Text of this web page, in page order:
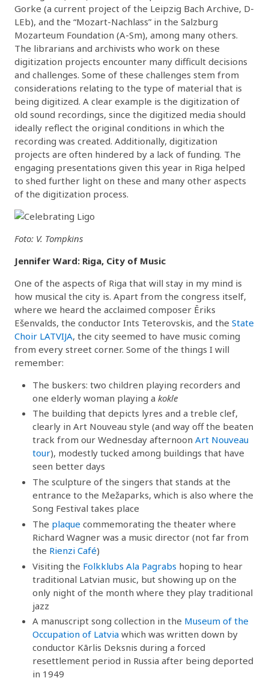
Gorke (a current project of the Leipzig Bach Archive, D-
LEb), and the “Mozart-Nachlass” in the Salzburg
Mozarteum Foundation (A-Sm), among many others.
The librarians and archivists who work on these
digitization projects encounter many difficult decisions
and challenges. Some of these challenges stem from
considerations relating to the type of material that is
being digitized. A clear example is the digitization of
old sound recordings, since the digitized media should
ideally reflect the original conditions in which the
recording was created. Additionally, digitization
projects are often hindered by a lack of funding. The
engaging presentations given this year in Riga helped
to shed further light on these and many other aspects
of the digitization process.
Foto: V. Tompkins
Jennifer Ward: Riga, City of Music
One of the aspects of Riga that will stay in my mind is
how musical the city is. Apart from the congress itself,
where we heard the acclaimed composer Ēriks
Ešenvalds, the conductor Ints Teterovskis, and the State
Choir LATVIJA, the city seemed to have music coming
from every street corner. Some of the things I will
remember:
The buskers: two children playing recorders and
one elderly woman playing a kokle
The building that depicts lyres and a treble clef,
clearly in Art Nouveau style (and way off the beaten
track from our Wednesday afternoon Art Nouveau
tour), modestly tucked among buildings that have
seen better days
The sculpture of the singers that stands at the
entrance to the Mežaparks, which is also where the
Song Festival takes place
The plaque commemorating the theater where
Richard Wagner was a music director (not far from
the Rienzi Café)
Visiting the Folkklubs Ala Pagrabs hoping to hear
traditional Latvian music, but showing up on the
only night of the month where they play traditional
jazz
A manuscript song collection in the Museum of the
Occupation of Latvia which was written down by
conductor Kārlis Deksnis during a forced
resettlement period in Russia after being deported
in 1949